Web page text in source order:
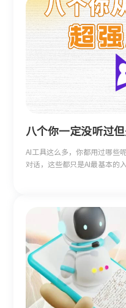
八个你一定没听过
AI工具这么多，你都用过哪些
对话，这些都只是AI最基本的